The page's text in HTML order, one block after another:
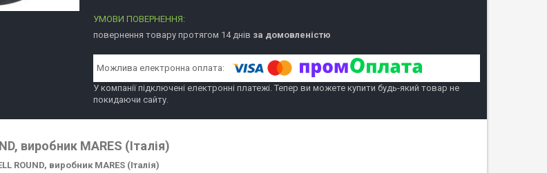
повернення товару протягом 14 днів за домовленістю
У компанії підключені електронні платежі. Тепер ви можете купити будь-який товар не
покидаючи сайту.
виробник MARES (Італія)
ROUND, виробник MARES (Італія)